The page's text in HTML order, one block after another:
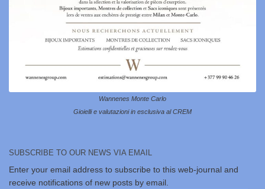
Wannenes Monte Carlo
Gioielli e valutazioni in esclusiva al CREM
SUBSCRIBE TO OUR NEWS VIA EMAIL
Enter your email address to subscribe to this web-journal and
receive notifications of new posts by email.